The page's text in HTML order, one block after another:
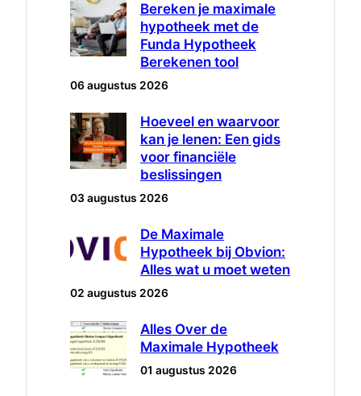
Bereken je maximale
hypotheek met de
Funda Hypotheek
Berekenen tool
06 augustus 2026
Hoeveel en waarvoor
kan je lenen: Een gids
voor financiële
beslissingen
03 augustus 2026
De Maximale
Hypotheek bij Obvion:
Alles wat u moet weten
02 augustus 2026
Alles Over de
Maximale Hypotheek
01 augustus 2026